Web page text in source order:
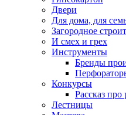
Двери
Для дома, для
Загородное
И смех и грех
Инструменты
Бренды
Конкурсы
Рассказ про
Лестницы